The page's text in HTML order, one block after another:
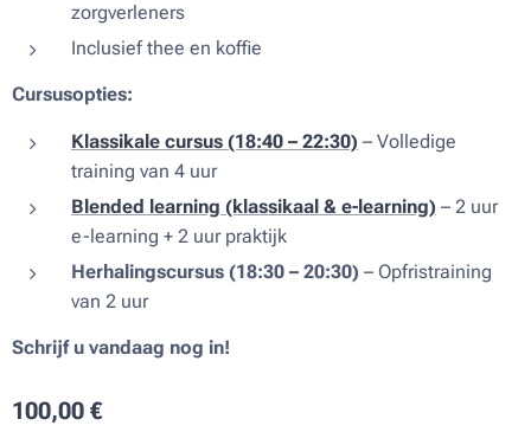
zorgverleners
Inclusief thee en koffie
Cursusopties:
Klassikale cursus (18:40 – 22:30) – Volledige
training van 4 uur
Blended learning (klassikaal & e-learning) – 2 uur
e-learning + 2 uur praktijk
Herhalingscursus (18:30 – 20:30) – Opfristraining
van 2 uur
Schrijf u vandaag nog in!
100,00 €